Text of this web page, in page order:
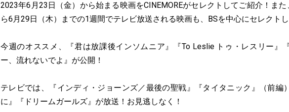
2023年6月23日（金）から始まる映画をCINEMOREがセレクトしてご紹介！ま
ら6月29日（木）までの1週間でテレビ放送される映画も、BSを中心にセレクト
今週のオススメ、『君は放課後インソムニア』『To Leslie トゥ・レスリー』
ー、流れないでよ』が公開！
テレビでは、『インディ・ジョーンズ／最後の聖戦』『タイタニック』（前編
に』『ドリームガールズ』が放送！お見逃しなく！